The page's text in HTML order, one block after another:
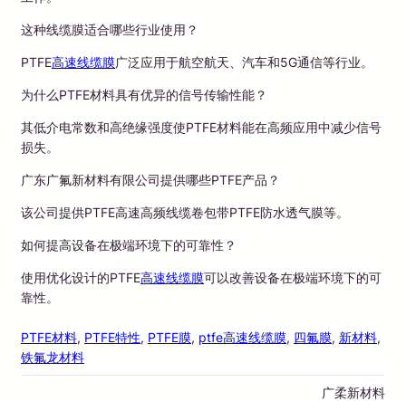
这种线缆膜适合哪些行业使用？
PTFE高速线缆膜广泛应用于航空航天、汽车和5G通信等行业。
为什么PTFE材料具有优异的信号传输性能？
其低介电常数和高绝缘强度使PTFE材料能在高频应用中减少信号
损失。
广东广氟新材料有限公司提供哪些PTFE产品？
该公司提供PTFE高速高频线缆卷包带PTFE防水透气膜等。
如何提高设备在极端环境下的可靠性？
使用优化设计的PTFE高速线缆膜可以改善设备在极端环境下的可
靠性。
PTFE材料, PTFE特性, PTFE膜, ptfe高速线缆膜, 四氟膜, 新材料
铁氟龙材料
广柔新材料